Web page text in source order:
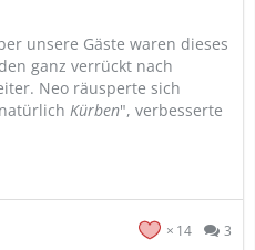
unsere Gäste waren dieses
ganz verrückt nach
Neo räusperte sich
Kürben", verbesserte
14 3